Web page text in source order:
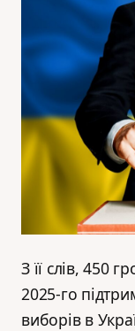
З її слів, 450
2025-го
виборів в